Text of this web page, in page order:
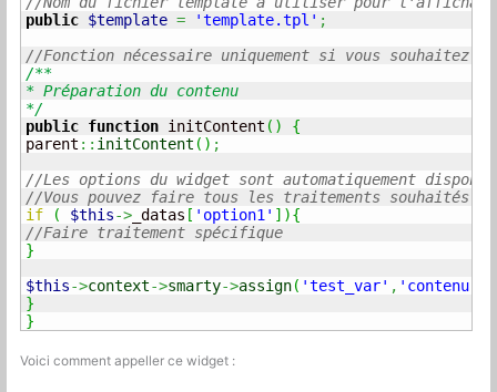
public $template = 'template.tpl' ;
//Fonction nécessaire uniquement si vous souhaitez
/**
* Préparation du contenu
*/
public function initContent ( )
{
parent :: initContent ( ) ;
//Les options du widget sont automatiquement
//Vous pouvez faire tous les traitements souhaités
if
( $this-> _datas [ 'option1' ] ){
//Faire traitement spécifique
}
$this->context->smarty->assign( 'test_var' , 'contenu
}
}
Voici comment appeller ce widget :